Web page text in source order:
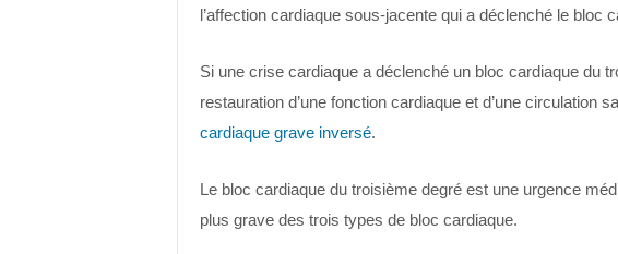
l’affection cardiaque sous-jacente qui a déclenché le bloc
Si une crise cardiaque a déclenché un bloc cardiaque du
restauration d’une fonction cardiaque et d’une circulation
cardiaque grave inversé.
Le bloc cardiaque du troisième degré est une urgence
plus grave des trois types de bloc cardiaque.